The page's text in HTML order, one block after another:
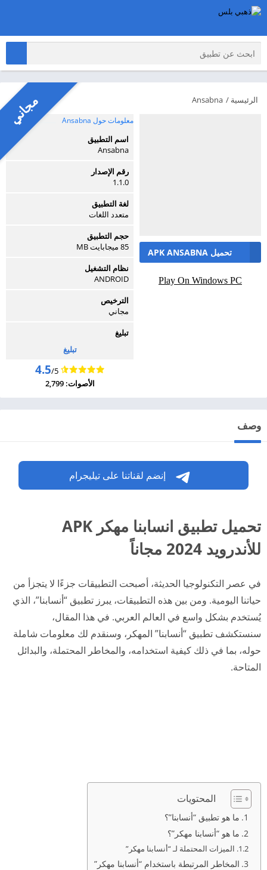
الرئيسية /
Ansabna‏
تحميل ANSABNA‏ APK
Play On Windows PC
معلومات حول Ansabna‏
اسم التطبيق
Ansabna‏
رقم الإصدار
1.1.0
لغة التطبيق
متعدد اللغات
حجم التطبيق
85 ميجابايت MB
نظام التشغيل
ANDROID
الترخيص
مجاني
تبليغ
تبليغ
4.5/5
الأصوات: 2,799
مجاني
وصف
إنضم لقناتنا على تيليجرام
تحميل تطبيق انسابنا مهكر APK
للأندرويد 2024 مجاناً
في عصر التكنولوجيا الحديثة، أصبحت التطبيقات جزءًا لا يتجزأ من
حياتنا اليومية. ومن بين هذه التطبيقات، يبرز تطبيق “أنسابنا”، الذي
يُستخدم بشكل واسع في العالم العربي. في هذا المقال،
سنستكشف تطبيق “أنسابنا” المهكر، وسنقدم لك معلومات شاملة
حوله، بما في ذلك كيفية استخدامه، والمخاطر المحتملة، والبدائل
المتاحة.
المحتويات
ما هو تطبيق “أنسابنا”؟
ما هو “أنسابنا مهكر”؟
الميزات المحتملة لـ “أنسابنا مهكر”
المخاطر المرتبطة باستخدام “أنسابنا مهكر”